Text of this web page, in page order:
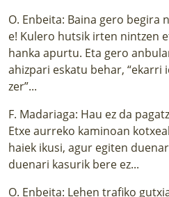
O. Enbeita: Baina gero begira
e! Kulero hutsik irten nintzen
hanka apurtu. Eta gero
ahizpari eskatu behar, “ekarri
zer”...
F. Madariaga: Hau ez da
Etxe aurreko kaminoan
haiek ikusi, agur egiten
duenari kasurik bere ez...
O. Enbeita: Lehen trafiko